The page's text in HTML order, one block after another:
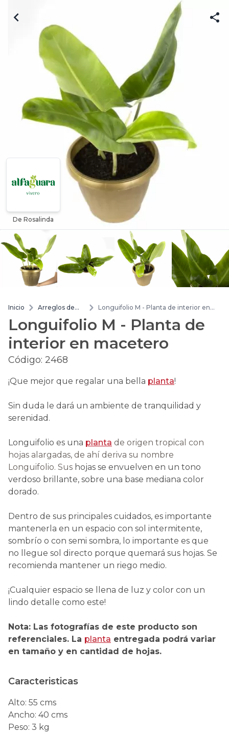
De Rosalinda
Inicio
Arreglos de
Longuifolio M - Planta de interior en
Longuifolio M - Planta de
interior en macetero
Código: 2468
¡Que mejor que regalar una bella planta!
Sin duda le dará un ambiente de tranquilidad y
serenidad.
Longuifolio es una planta de origen tropical con
hojas alargadas, de ahí deriva su nombre
Longuifolio. Sus hojas se envuelven en un tono
verdoso brillante, sobre una base mediana color
dorado.
Dentro de sus principales cuidados, es importante
mantenerla en un espacio con sol intermitente,
sombrío o con semi sombra, lo importante es que
no llegue sol directo porque quemará sus hojas. Se
recomienda mantener un riego medio.
¡Cualquier espacio se llena de luz y color con un
lindo detalle como este!
Nota: Las fotografías de este producto son
referenciales. La planta entregada podrá variar
en tamaño y en cantidad de hojas.
Caracteristicas
Alto: 55 cms
Ancho: 40 cms
Peso: 3 kg